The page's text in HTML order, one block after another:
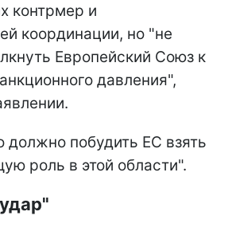
контрмер и
координации, но "не
Европейский Союз к
давления",
должно побудить ЕС взять
роль в этой области".